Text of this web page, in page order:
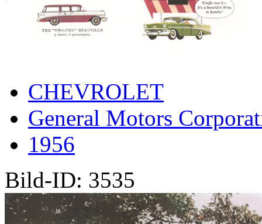
CHEVROLET
General Motors
1956
Bild-ID: 3535